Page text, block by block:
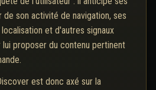
son activité de navigation, ses
et d'autres signaux
proposer du contenu pertinent
est donc axé sur la